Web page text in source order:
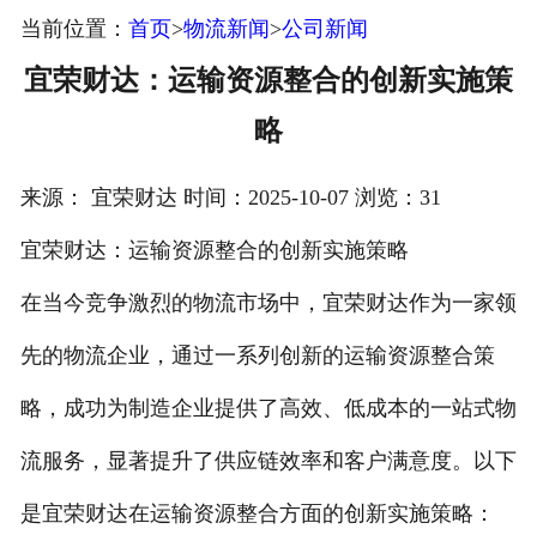
联系我们
登录
当前位置： 首页>物流新闻 >公司新闻
宜荣财达：运输资源整合的创新实施策
略
来源： 宜荣财达 时间：2025-10-07 浏览：31
宜荣财达：运输资源整合的创新实施策略
在当今竞争激烈的物流市场中，宜荣财达作为一家领
先的物流企业，通过一系列创新的运输资源整合策
略，成功为制造企业提供了高效、低成本的一站式物
流服务，显著提升了供应链效率和客户满意度。以下
是宜荣财达在运输资源整合方面的创新实施策略：